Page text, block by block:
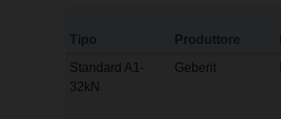
Tipo Produttore
Standard A1-
32kN
Geberit